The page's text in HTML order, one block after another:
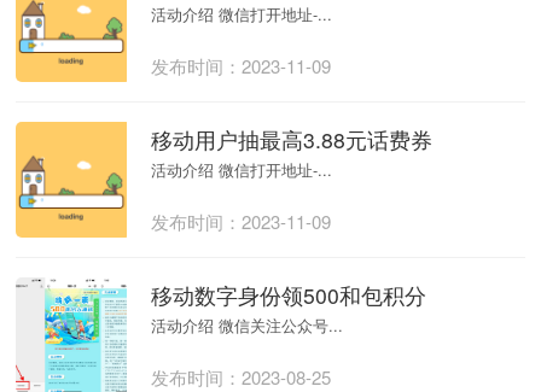
活动介绍 微信打开地址-...
发布时间：2023-11-09
移动用户抽最高3.88元话费券
活动介绍 微信打开地址-...
发布时间：2023-11-09
移动数字身份领500和包积分
活动介绍 微信关注公众号...
发布时间：2023-08-25